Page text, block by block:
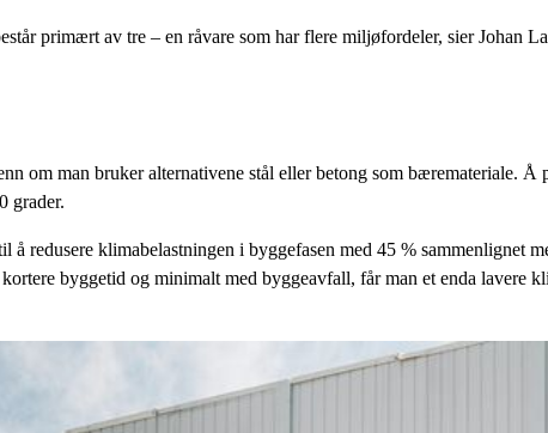
primært av tre – en råvare som har flere miljøfordeler, sier Johan
om man bruker alternativene stål eller betong som bæremateriale. Å
grader.
å redusere klimabelastningen i byggefasen med 45 % sammenlignet
byggetid og minimalt med byggeavfall, får man et enda lavere